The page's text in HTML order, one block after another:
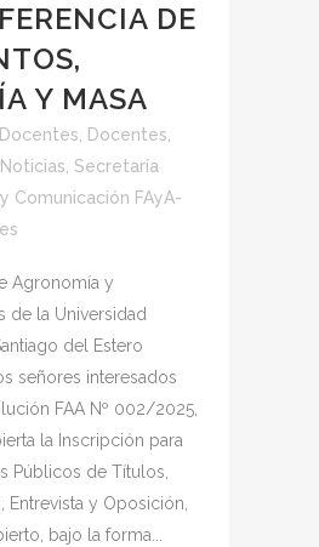
DE
Y MASA
, Docentes,
Noticias, Secretaría
Comunicación FAyA-
Agronomía y
de la Universidad
del Estero
señores interesados
FAA Nº 002/2025,
la Inscripción para
Públicos de Títulos,
Entrevista y Oposición,
bajo la forma...